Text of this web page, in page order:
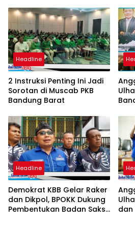
Headline
2 Instruksi Penting Ini Jadi
Sorotan di Muscab PKB
Bandung Barat
Headline
Demokrat KBB Gelar Raker
dan Dikpol, BPOKK Dukung
Pembentukan Badan Saksi
dan